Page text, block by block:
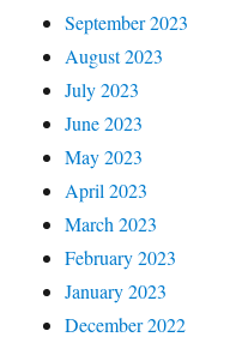
September 2023
August 2023
July 2023
June 2023
May 2023
April 2023
March 2023
February 2023
January 2023
December 2022